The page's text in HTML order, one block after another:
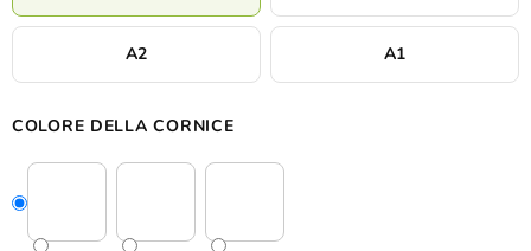
A2 A1
COLORE DELLA CORNICE